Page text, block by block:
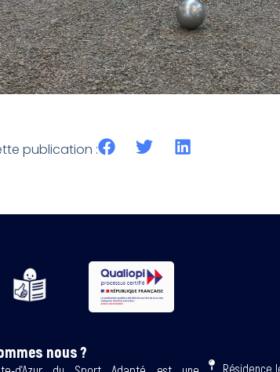
publication :
nous ?
Résidence